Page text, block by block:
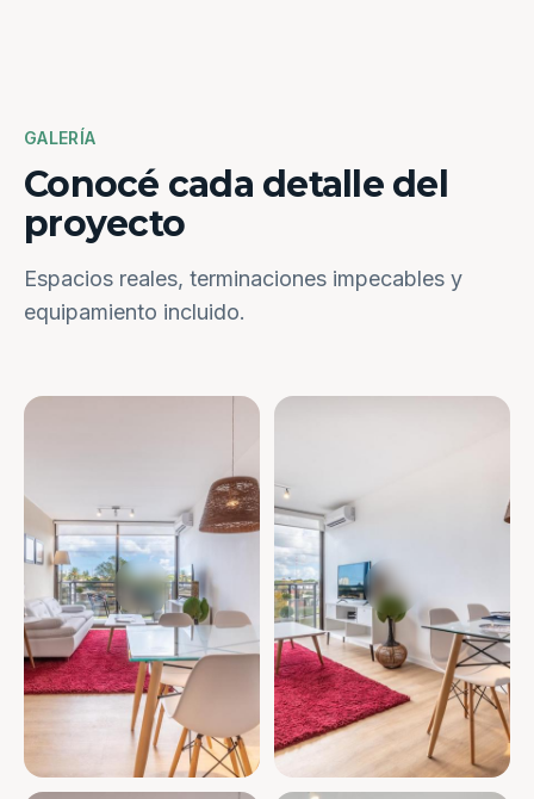
GALERÍA
Conocé cada detalle del
proyecto
Espacios reales, terminaciones impecables y
equipamiento incluido.